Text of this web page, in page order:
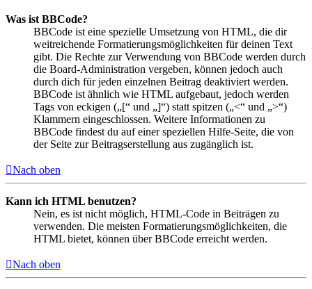
Was ist BBCode?
BBCode ist eine spezielle Umsetzung von HTML, die dir
weitreichende Formatierungsmöglichkeiten für deinen Text
gibt. Die Rechte zur Verwendung von BBCode werden durch
die Board-Administration vergeben, können jedoch auch
durch dich für jeden einzelnen Beitrag deaktiviert werden.
BBCode ist ähnlich wie HTML aufgebaut, jedoch werden
Tags von eckigen („[“ und „]“) statt spitzen („<“ und „>“)
Klammern eingeschlossen. Weitere Informationen zu
BBCode findest du auf einer speziellen Hilfe-Seite, die von
der Seite zur Beitragserstellung aus zugänglich ist.
Nach oben
Kann ich HTML benutzen?
Nein, es ist nicht möglich, HTML-Code in Beiträgen zu
verwenden. Die meisten Formatierungsmöglichkeiten, die
HTML bietet, können über BBCode erreicht werden.
Nach oben